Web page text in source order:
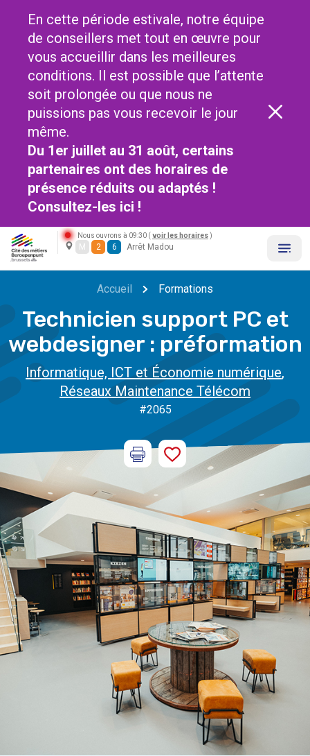
En cette période estivale, notre équipe
de conseillers met tout en œuvre pour
vous accueillir dans les meilleures
conditions. Il est possible que l’attente
soit prolongée ou que nous ne
puissions pas vous recevoir le jour
même.
Du 1er juillet au 31 août, certains
partenaires ont des horaires de
présence réduits ou adaptés !
Consultez-les ici !
Nous ouvrons à 09:30 ( voir les horaires )
M 2 6 Arrêt Madou
Accueil Formations
Technicien support PC et
webdesigner : préformation
Informatique, ICT et Économie numérique,
Réseaux Maintenance Télécom
#2065